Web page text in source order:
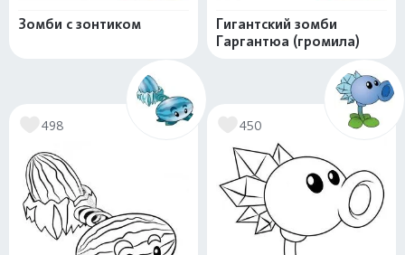
Зомби с зонтиком
Гигантский зомби
Гаргантюа (громила)
498 450